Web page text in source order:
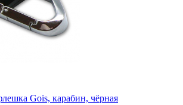
Gois, карабин, чёрная